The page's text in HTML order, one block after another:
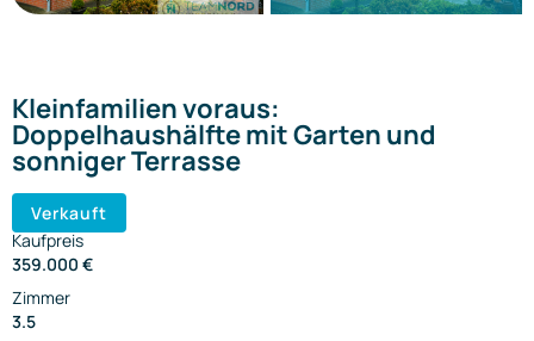
Kleinfamilien voraus:
Doppelhaushälfte mit Garten und
sonniger Terrasse
Verkauft
Kaufpreis
359.000 €
Zimmer
3.5